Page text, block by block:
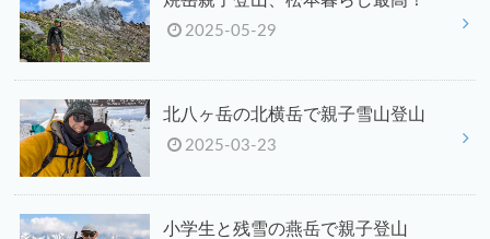
2025-05-29
北八ヶ岳の北横岳で親子雪山登山
2025-03-23
小学生と残雪の燕岳で親子登山